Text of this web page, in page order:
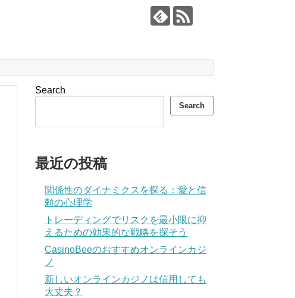
Search
Search
最近の投稿
関係性のダイナミクスを探る：愛と信
頼の心理学
トレーディングでリスクを最小限に抑
えるための効果的な戦略を探そう
CasinoBeeのおすすめオンラインカジ
ノ
新しいオンラインカジノは信用しても
大丈夫？